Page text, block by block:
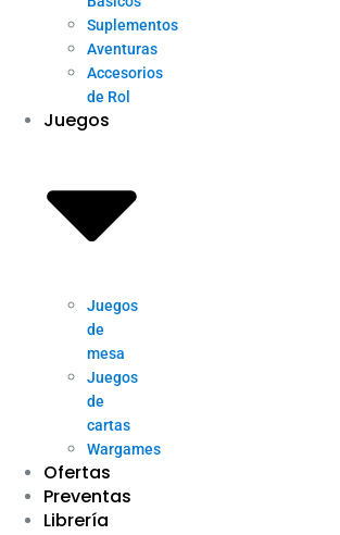
Suplementos
Aventuras
Accesorios
de Rol
Juegos
Juegos
de
mesa
Juegos
de
cartas
Wargames
Ofertas
Preventas
Librería